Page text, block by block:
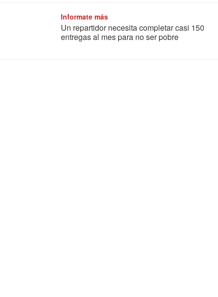
Informate más
Un repartidor necesita completar casi 150
entregas al mes para no ser pobre